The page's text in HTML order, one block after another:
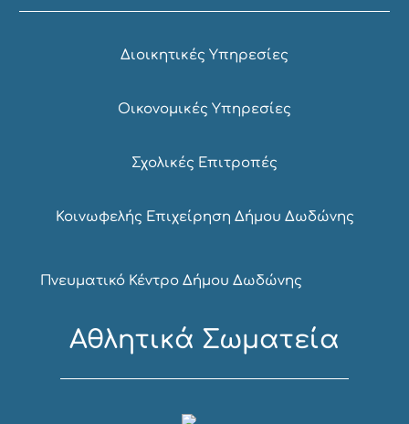
Διοικητικές Υπηρεσίες
Οικονομικές Υπηρεσίες
Σχολικές Επιτροπές
Κοινωφελής Επιχείρηση Δήμου Δωδώνης
Πνευματικό Κέντρο Δήμου Δωδώνης
Αθλητικά Σωματεία